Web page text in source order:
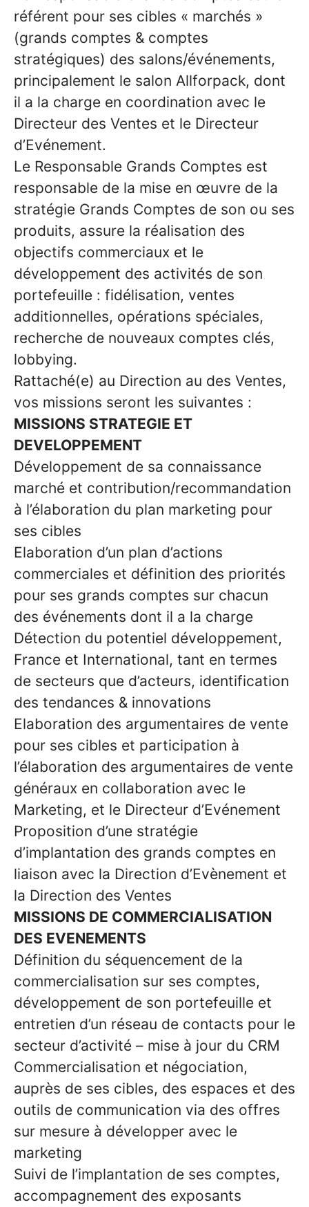
référent pour ses cibles « marchés »
(grands comptes & comptes
stratégiques) des salons/événements,
principalement le salon Allforpack, dont
il a la charge en coordination avec le
Directeur des Ventes et le Directeur
d’Evénement.
Le Responsable Grands Comptes est
responsable de la mise en œuvre de la
stratégie Grands Comptes de son ou ses
produits, assure la réalisation des
objectifs commerciaux et le
développement des activités de son
portefeuille : fidélisation, ventes
additionnelles, opérations spéciales,
recherche de nouveaux comptes clés,
lobbying.
Rattaché(e) au Direction au des Ventes,
vos missions seront les suivantes :
MISSIONS STRATEGIE ET
DEVELOPPEMENT
Développement de sa connaissance
marché et contribution/recommandation
à l’élaboration du plan marketing pour
ses cibles
Elaboration d’un plan d’actions
commerciales et définition des priorités
pour ses grands comptes sur chacun
des événements dont il a la charge
Détection du potentiel développement,
France et International, tant en termes
de secteurs que d’acteurs, identification
des tendances & innovations
Elaboration des argumentaires de vente
pour ses cibles et participation à
l’élaboration des argumentaires de vente
généraux en collaboration avec le
Marketing, et le Directeur d’Evénement
Proposition d’une stratégie
d’implantation des grands comptes en
liaison avec la Direction d’Evènement et
la Direction des Ventes
MISSIONS DE COMMERCIALISATION
DES EVENEMENTS
Définition du séquencement de la
commercialisation sur ses comptes,
développement de son portefeuille et
entretien d’un réseau de contacts pour le
secteur d’activité – mise à jour du CRM
Commercialisation et négociation,
auprès de ses cibles, des espaces et des
outils de communication via des offres
sur mesure à développer avec le
marketing
Suivi de l’implantation de ses comptes,
accompagnement des exposants